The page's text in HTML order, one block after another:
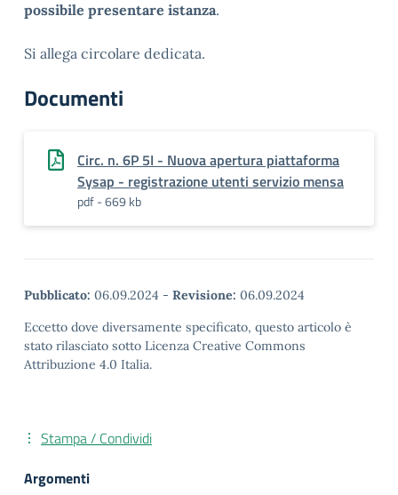
possibile presentare istanza.
Si allega circolare dedicata.
Documenti
Circ. n. 6P 5I - Nuova apertura piattaforma
Sysap - registrazione utenti servizio mensa
pdf - 669 kb
Pubblicato: 06.09.2024 - Revisione: 06.09.2024
Eccetto dove diversamente specificato, questo articolo è
stato rilasciato sotto Licenza Creative Commons
Attribuzione 4.0 Italia.
Stampa / Condividi
Argomenti